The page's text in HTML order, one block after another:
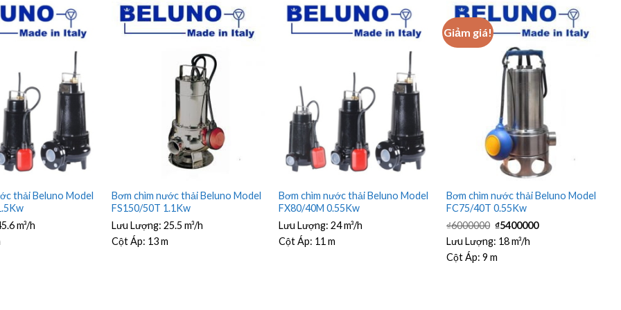
thải Beluno Model
m³/h
Bơm chìm nước thải Beluno Model
FS150/50T 1.1Kw
Lưu Lượng: 25.5 m³/h
Cột Áp: 13 m
Bơm chìm nước thải Beluno Model
FX80/40M 0.55Kw
Lưu Lượng:24 m³/h
Cột Áp: 11 m
Giảm giá!
Bơm chìm nước thải Beluno Model
FC75/40T 0.55Kw
₫6000000 Giá
gốc
là:
₫5400000Giá
hiện
Lưu Lượng: 18 m³/h
Cột Áp:9 m